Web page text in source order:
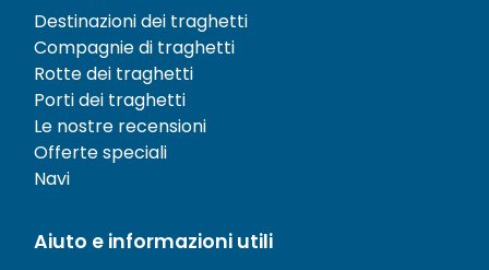
Destinazioni dei traghetti
Compagnie di traghetti
Rotte dei traghetti
Porti dei traghetti
Le nostre recensioni
Offerte speciali
Navi
Aiuto e informazioni utili